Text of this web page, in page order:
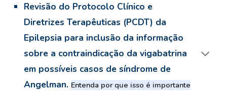
Revisão do Protocolo Clínico e
Diretrizes Terapêuticas (PCDT) da
Epilepsia para inclusão da informação
sobre a contraindicação da vigabatrina
em possíveis casos de síndrome de
Angelman. Entenda por que isso é importante